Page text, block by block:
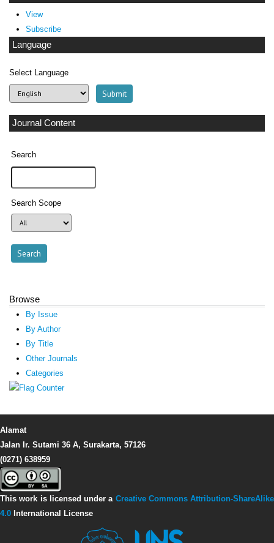
View
Subscribe
Language
Select Language
Journal Content
Search
Search Scope
Browse
By Issue
By Author
By Title
Other Journals
Categories
Alamat
Jalan Ir. Sutami 36 A, Surakarta, 57126
(0271) 638959
This work is licensed under a Creative Commons Attribution-ShareAlike
4.0 International License